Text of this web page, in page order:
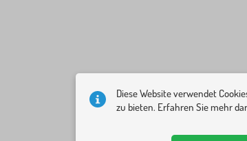
Diese Website verwendet
zu bieten. Erfahren Sie mehr